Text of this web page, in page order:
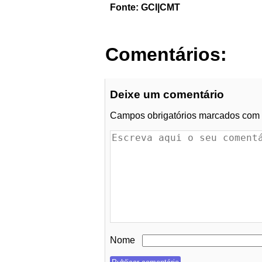
Fonte: GCI|CMT
Comentários:
Deixe um comentário
Campos obrigatórios marcados com
Nome